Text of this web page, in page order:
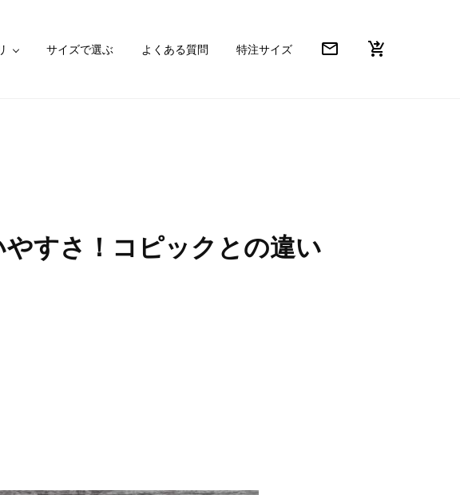
サイズで選ぶ よくある質問 特注サイズ mail_outline shopping_cart_checkout
すさ！コピックとの違い